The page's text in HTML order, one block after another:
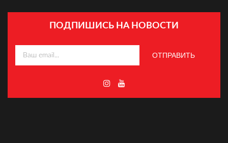
ПОДПИШИСЬ НА НОВОСТИ